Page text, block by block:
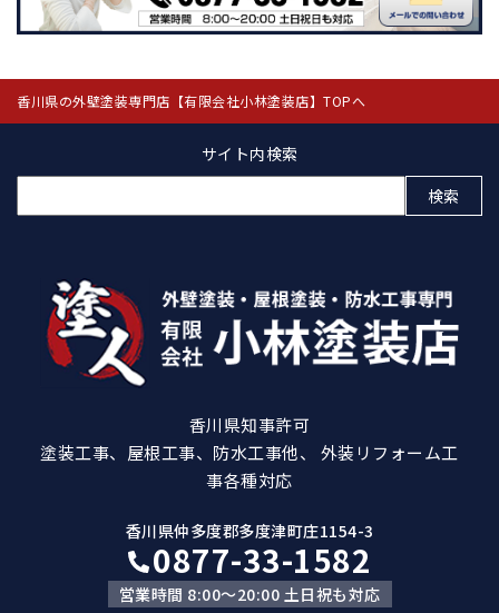
香川県の外壁塗装専門店【有限会社小林塗装店】TOPへ
サイト内検索
索:
香川県知事許可
塗装工事、屋根工事、防水工事他、 外装リフォーム工
事各種対応
香川県仲多度郡多度津町庄1154-3
0877-33-1582
営業時間 8:00～20:00 土日祝も対応